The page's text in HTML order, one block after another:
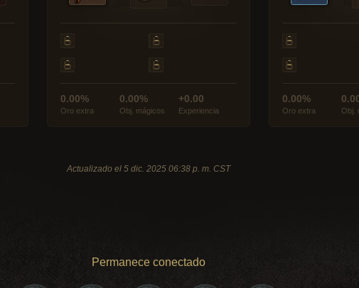
0.00%
Oro extra
0.00%
Obj. mágicos
+0.00
Experiencia
0.00%
Oro extra Obj.
Actualizado el 5 dic. 2025 06:38 p. m. CST
Permanece conectado